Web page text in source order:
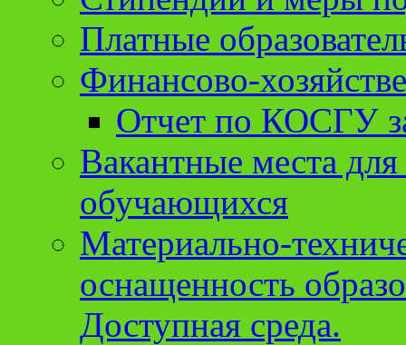
Платные
Финансово-
Отчет по КОСГУ
Вакантные места
обучающихся
Материально-
оснащенность
Доступная среда.